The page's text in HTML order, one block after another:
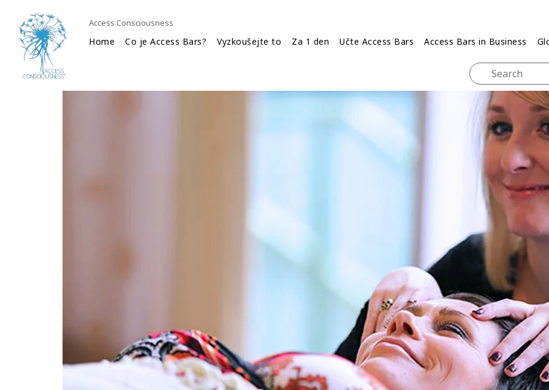
Access Consciousness
Home Co je Access Bars? Vyzkoušejte to Za 1 den Učte Access Bars Access Bars in Business